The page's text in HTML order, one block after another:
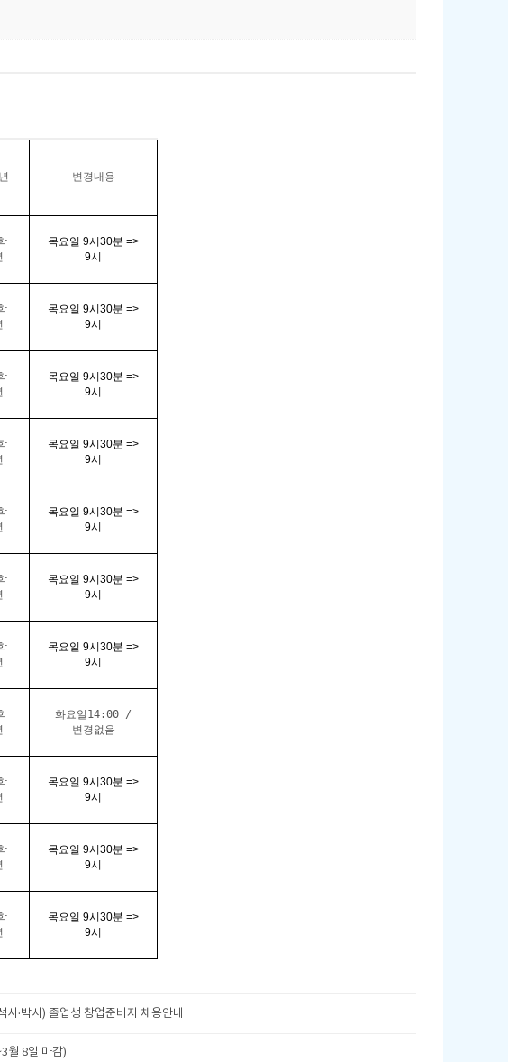
변경내용
목요일 9시 30분 =>
9시
목요일 9시 30분 =>
9시
목요일 9시 30분 =>
9시
목요일 9시 30분 =>
9시
목요일 9시 30분 =>
9시
목요일 9시 30분 =>
9시
목요일 9시 30분 =>
9시
화요일14:00 /
변경없음
목요일 9시 30분 =>
9시
목요일 9시 30분 =>
9시
목요일 9시 30분 =>
9시
·박사) 졸업생 창업준비자 채용안내
월 8일 마감)